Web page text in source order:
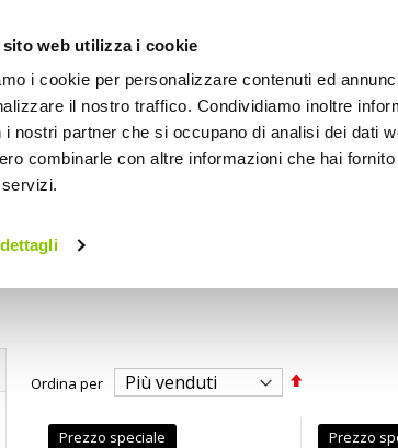
sito web utilizza i cookie
i cookie per personalizzare contenuti ed
il nostro traffico. Condividiamo inoltre
i nostri partner che si occupano di analisi dei dati
combinarle con altre informazioni che hai
Ordina per
Imposta
decrescente
Prezzo speciale Prezzo